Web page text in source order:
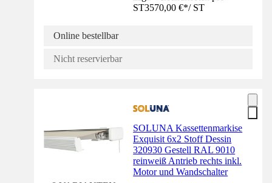
ST3570,00 €*/ ST
Online bestellbar
Nicht reservierbar
SOLUNA Kassettenmarkise
Exquisit 6x2 Stoff Dessin
320930 Gestell RAL 9010
reinweiß Antrieb rechts inkl.
Motor und Wandschalter